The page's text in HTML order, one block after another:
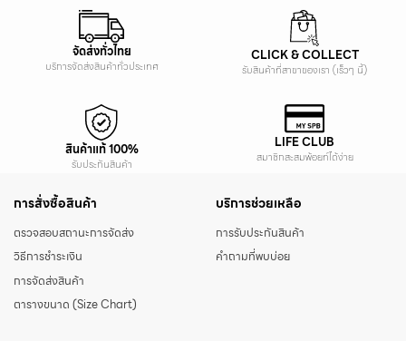
จัดส่งทั่วไทย
บริการจัดส่งสินค้าทั่วประเทศ
CLICK & COLLECT
รับสินค้าที่สาขาของเรา (เร็วๆ นี้)
สินค้าแท้ 100%
รับประกันสินค้า
LIFE CLUB
สมาชิกสะสมพ้อยท์ได้ง่าย
การสั่งซื้อสินค้า
ตรวจสอบสถานะการจัดส่ง
วิธีการชำระเงิน
การจัดส่งสินค้า
ตารางขนาด (Size Chart)
บริการช่วยเหลือ
การรับประกันสินค้า
คำถามที่พบบ่อย